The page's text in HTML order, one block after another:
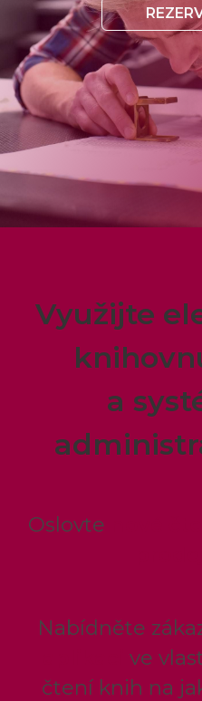
Využijte
a
Oslovte
Nabídněte
ve
čtení knih na